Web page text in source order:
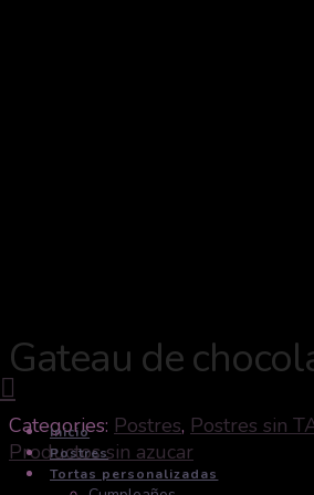
Inicio
Postres
Tortas personalizadas
Gateau de
Categories: Postres, Postres sin
Productos sin azucar